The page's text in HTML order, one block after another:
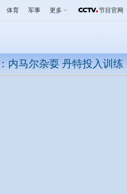
体育 军事 更多 节目官网
内马尔杂耍 丹特投入训练